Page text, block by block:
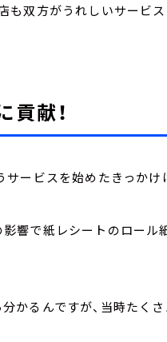
双方がうれしいサービス
貢献！
ービスを始めたきっかけ
響で紙レシートのロール
かるんですが、当時たく